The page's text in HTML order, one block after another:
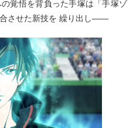
覚悟を背負った手塚は「手塚ゾ
させた新技を 繰り出し――